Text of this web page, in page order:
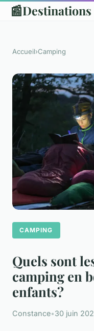
📰Destinations
Accueil›Camping
CAMPING
Quels sont
camping en
enfants?
Constance•30 juin